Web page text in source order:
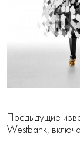
Предыдущие
Westbank,